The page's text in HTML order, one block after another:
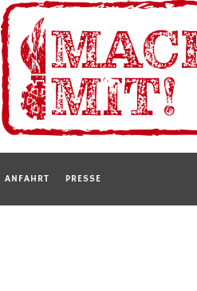
ANFAHRT PRESSE